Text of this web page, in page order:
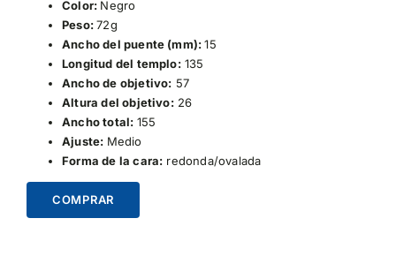
Color: Negro
Peso:72g
Ancho del puente (mm):15
Longitud del templo:135
Ancho de objetivo: 57
Altura del objetivo:26
Ancho total: 155
Ajuste: Medio
Forma de la cara: redonda/ovalada
COMPRAR